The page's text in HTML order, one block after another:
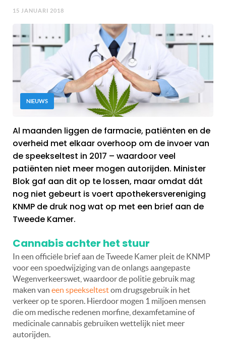
15 JANUARI 2018
NIEUWS
Al maanden liggen de farmacie, patiënten en de
overheid met elkaar overhoop om de invoer van
de speekseltest in 2017 – waardoor veel
patiënten niet meer mogen autorijden. Minister
Blok gaf aan dit op te lossen, maar omdat dát
nog niet gebeurt is voert apothekersvereniging
KNMP de druk nog wat op met een brief aan de
Tweede Kamer.
Cannabis achter het stuur
In een officiële brief aan de Tweede Kamer pleit de KNMP
voor een spoedwijziging van de onlangs aangepaste
Wegenverkeerswet, waardoor de politie gebruik mag
maken van een speekseltestom drugsgebruik in het
verkeer op te sporen. Hierdoor mogen 1 miljoen mensen
die om medische redenen morfine, dexamfetamine of
medicinale cannabis gebruiken wettelijk niet meer
autorijden.